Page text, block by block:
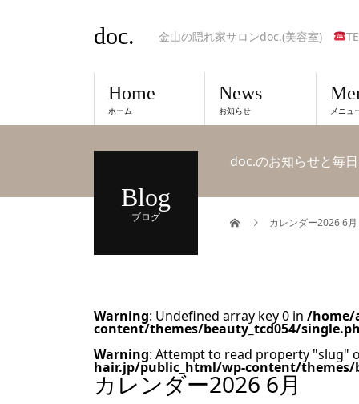
doc. 金山の隠れ家サロンdoc.(美容室)
Home
ホーム
News
お知らせ メニュ
Blog
ブログ
doc.のお知らせと毎
カレンダー2026 6月
Warning: Undefined array key 0 in /home/
content/themes/beauty_tcd054/
Warning: Attempt to read property "slug"
hair.jp/public_html/wp-content/themes/
カレンダー2026 6月